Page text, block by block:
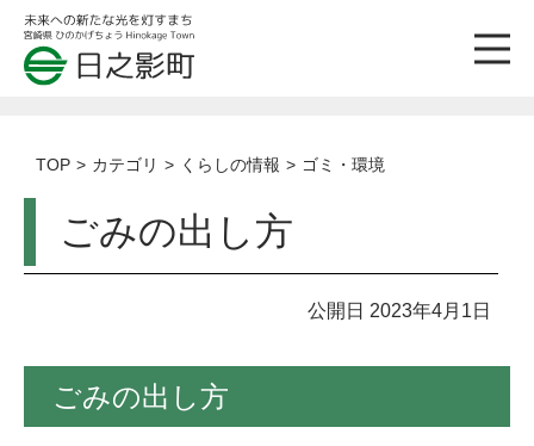
TOP カテゴリ くらしの情報 ゴミ・環境
ごみの出し方
公開日 2023年4月1日
ごみの出し方